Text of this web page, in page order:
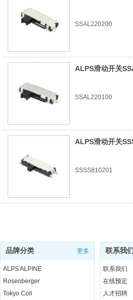
SSAL220200
ALPS滑动开关
SSAL220100
ALPS滑动开关
SSSS810201
品牌分类 更多
ALPS ALPINE
Rosenberger
Tokyo Coil
联系我们
联系我们
在线预定
人才招聘